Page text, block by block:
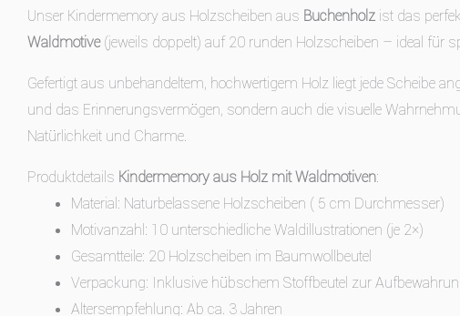
Unser Kindermemory aus Holzscheiben aus Buchenholz ist das
Waldmotive(jeweils doppelt) auf 20 runden Holzscheiben – ideal für
Gefertigt aus unbehandeltem, hochwertigem Holz liegt jede Scheibe
und das Erinnerungsvermögen, sondern auch die visuelle
Natürlichkeit und Charme.
Produktdetails Kindermemory aus Holz mit Waldmotiven:
Material: Naturbelassene Holzscheiben ( 5 cm Durchmesser)
Motivanzahl: 10 unterschiedliche Waldillustrationen (je 2×)
Gesamtteile: 20 Holzscheiben im Baumwollbeutel
Verpackung: Inklusive hübschem Stoffbeutel zur
Altersempfehlung: Ab ca. 3 Jahren